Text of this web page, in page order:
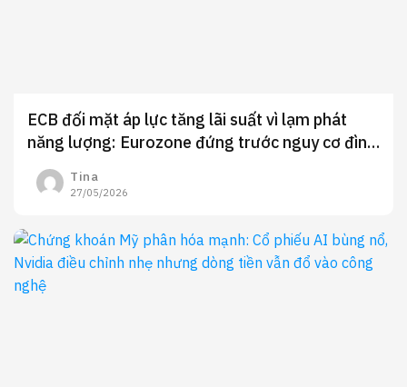
ECB đối mặt áp lực tăng lãi suất vì lạm phát
năng lượng: Eurozone đứng trước nguy cơ đình
lạm nhẹ
Tina
27/05/2026